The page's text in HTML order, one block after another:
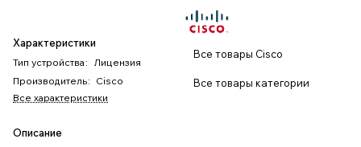
Характеристики
Тип устройства : Лицензия
Производитель: Cisco
Все характеристики
Описание
Все товары Cisco
Все товары категории